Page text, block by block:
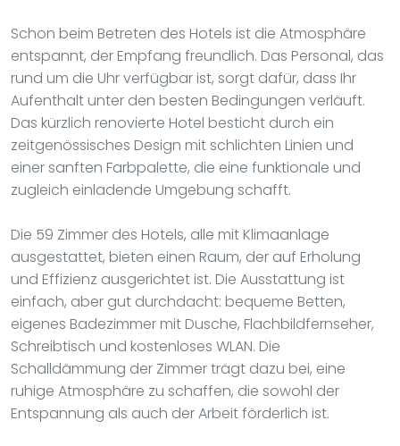
Schon beim Betreten des Hotels ist die Atmosphäre
entspannt, der Empfang freundlich. Das Personal, das
rund um die Uhr verfügbar ist, sorgt dafür, dass Ihr
Aufenthalt unter den besten Bedingungen verläuft.
Das kürzlich renovierte Hotel besticht durch ein
zeitgenössisches Design mit schlichten Linien und
einer sanften Farbpalette, die eine funktionale und
zugleich einladende Umgebung schafft.
Die 59 Zimmer des Hotels, alle mit Klimaanlage
ausgestattet, bieten einen Raum, der auf Erholung
und Effizienz ausgerichtet ist. Die Ausstattung ist
einfach, aber gut durchdacht: bequeme Betten,
eigenes Badezimmer mit Dusche, Flachbildfernseher,
Schreibtisch und kostenloses WLAN. Die
Schalldämmung der Zimmer trägt dazu bei, eine
ruhige Atmosphäre zu schaffen, die sowohl der
Entspannung als auch der Arbeit förderlich ist.